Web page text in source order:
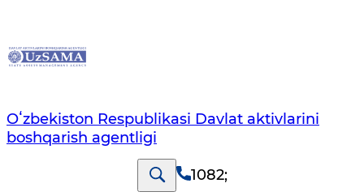
Oʻzbekiston Respublikasi Davlat aktivlarini
boshqarish agentligi
1082;